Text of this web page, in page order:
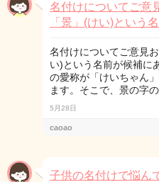
名付けについてご意
「景」(けい)という
名付けについてご意見
い)という名前が候補に
の愛称が「けいちゃん
ます。そこで、景の字
5月28日
caoao
子供の名付けで悩ん